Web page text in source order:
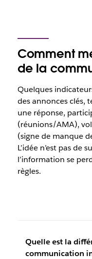
Comment
de la
Quelques
des annonces clés,
une réponse,
(réunions/AMA),
(signe de manque
L’idée n’est pas de
l’information se
règles.
Quelle est la
communication